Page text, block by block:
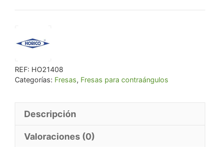
REF: HO21408
Categorías: Fresas, Fresas para contraángulos
Descripción
Valoraciones (0)